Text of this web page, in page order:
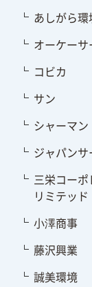
あしがら
オーケーサ
コビカ
サン
シャーマン
ジャパンサ
三栄コー
リミテッド
小澤商事
藤沢興業
誠美環境